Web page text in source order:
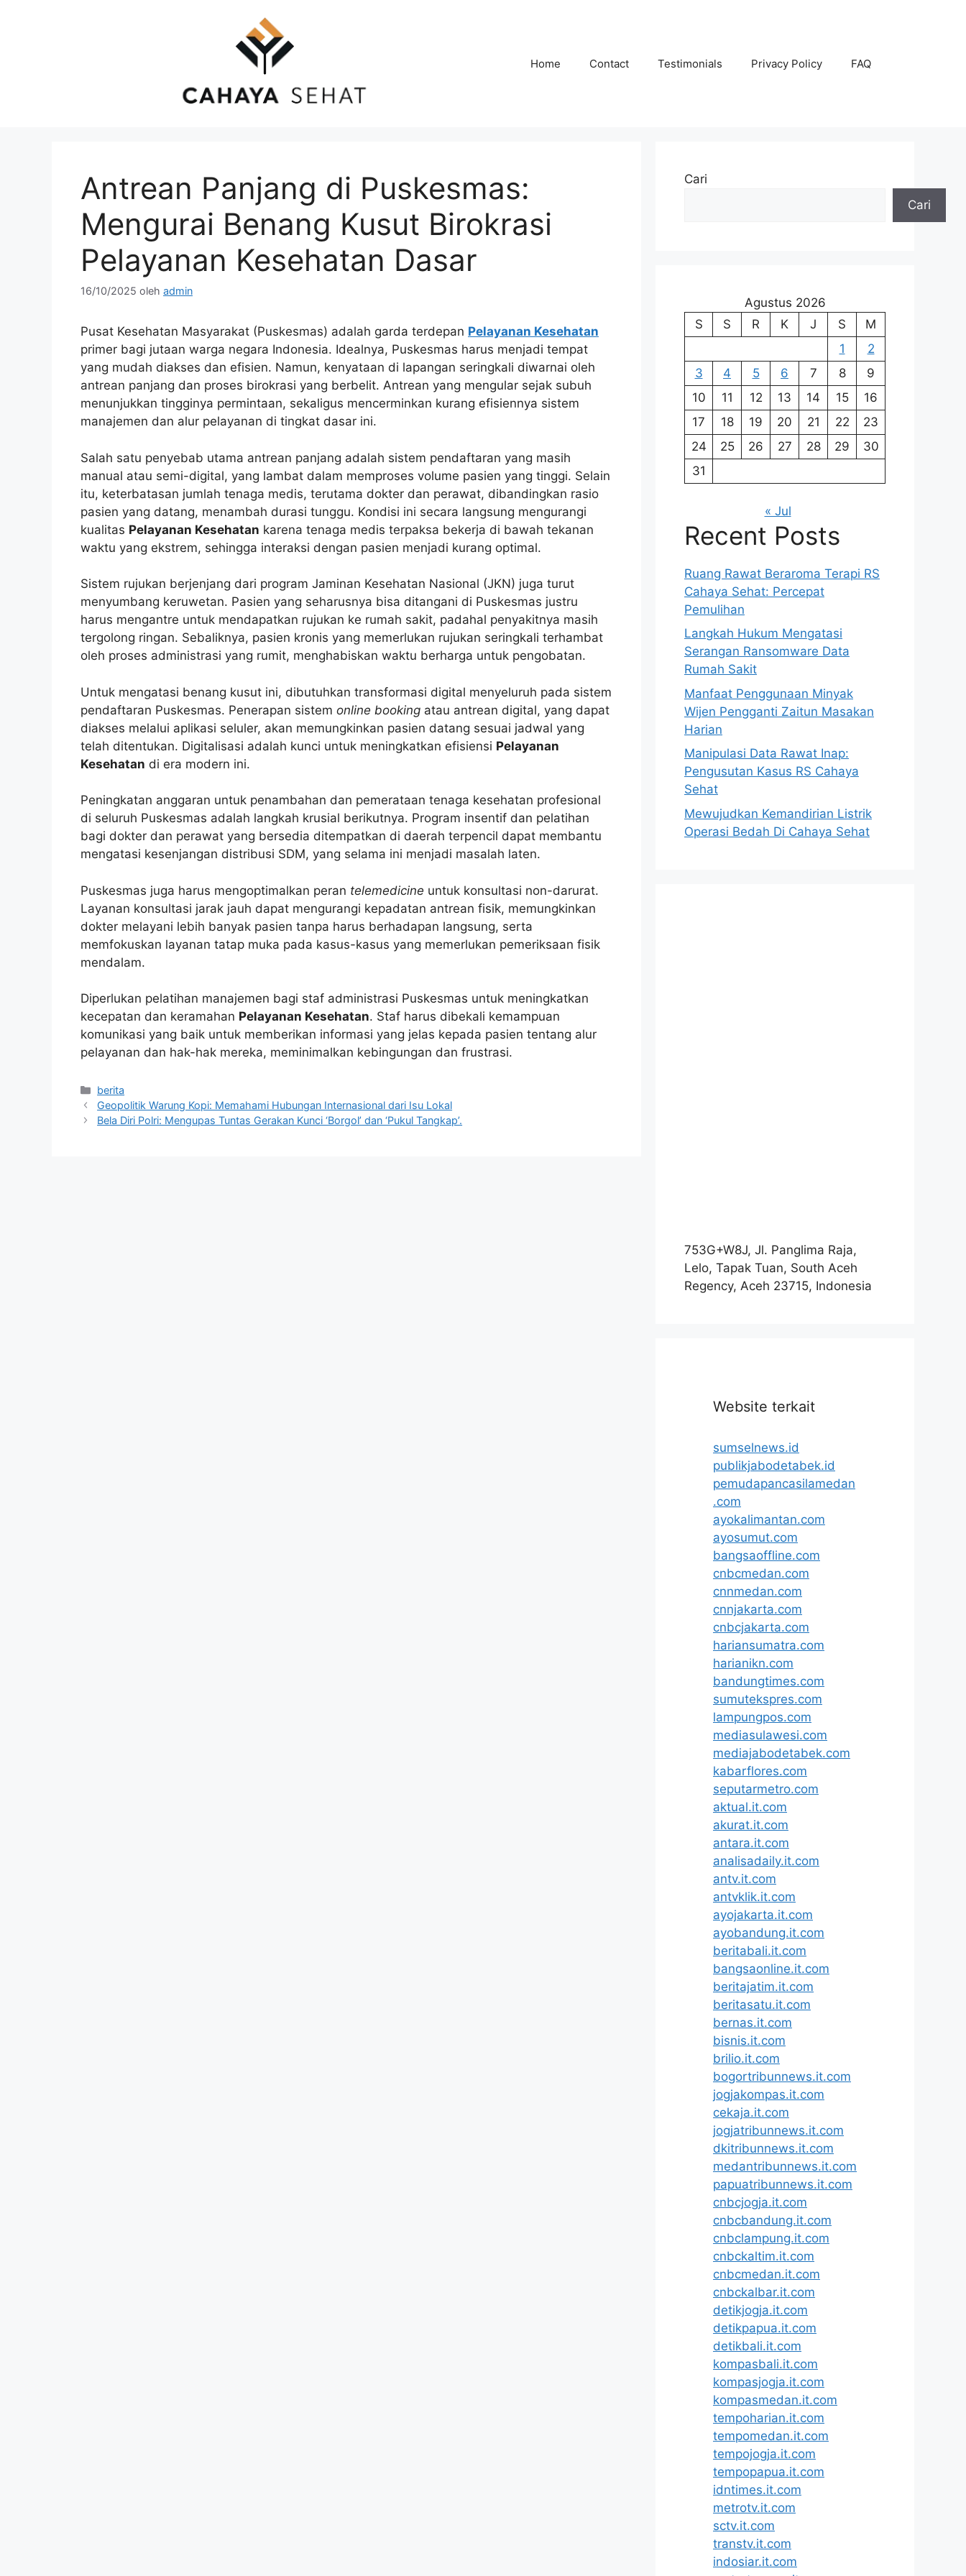
Home Contact Testimonials Privacy Policy FAQ
Antrean Panjang di Puskesmas:
Mengurai Benang Kusut Birokrasi
Pelayanan Kesehatan Dasar
16/10/2025 oleh admin
Pusat Kesehatan Masyarakat (Puskesmas) adalah garda terdepan Pelayanan Kesehatan
primer bagi jutaan warga negara Indonesia. Idealnya, Puskesmas harus menjadi tempat
yang mudah diakses dan efisien. Namun, kenyataan di lapangan seringkali diwarnai oleh
antrean panjang dan proses birokrasi yang berbelit. Antrean yang mengular sejak subuh
menunjukkan tingginya permintaan, sekaligus mencerminkan kurang efisiennya sistem
manajemen dan alur pelayanan di tingkat dasar ini.
Salah satu penyebab utama antrean panjang adalah sistem pendaftaran yang masih
manual atau semi-digital, yang lambat dalam memproses volume pasien yang tinggi. Selain
itu, keterbatasan jumlah tenaga medis, terutama dokter dan perawat, dibandingkan rasio
pasien yang datang, menambah durasi tunggu. Kondisi ini secara langsung mengurangi
kualitas Pelayanan Kesehatan karena tenaga medis terpaksa bekerja di bawah tekanan
waktu yang ekstrem, sehingga interaksi dengan pasien menjadi kurang optimal.
Sistem rujukan berjenjang dari program Jaminan Kesehatan Nasional (JKN) juga turut
menyumbang keruwetan. Pasien yang seharusnya bisa ditangani di Puskesmas justru
harus mengantre untuk mendapatkan rujukan ke rumah sakit, padahal penyakitnya masih
tergolong ringan. Sebaliknya, pasien kronis yang memerlukan rujukan seringkali terhambat
oleh proses administrasi yang rumit, menghabiskan waktu berharga untuk pengobatan.
Untuk mengatasi benang kusut ini, dibutuhkan transformasi digital menyeluruh pada sistem
pendaftaran Puskesmas. Penerapan sistem online booking atau antrean digital, yang dapat
diakses melalui aplikasi seluler, akan memungkinkan pasien datang sesuai jadwal yang
telah ditentukan. Digitalisasi adalah kunci untuk meningkatkan efisiensi Pelayanan
Kesehatan di era modern ini.
Peningkatan anggaran untuk penambahan dan pemerataan tenaga kesehatan profesional
di seluruh Puskesmas adalah langkah krusial berikutnya. Program insentif dan pelatihan
bagi dokter dan perawat yang bersedia ditempatkan di daerah terpencil dapat membantu
mengatasi kesenjangan distribusi SDM, yang selama ini menjadi masalah laten.
Puskesmas juga harus mengoptimalkan peran telemedicine untuk konsultasi non-darurat.
Layanan konsultasi jarak jauh dapat mengurangi kepadatan antrean fisik, memungkinkan
dokter melayani lebih banyak pasien tanpa harus berhadapan langsung, serta
memfokuskan layanan tatap muka pada kasus-kasus yang memerlukan pemeriksaan fisik
mendalam.
Diperlukan pelatihan manajemen bagi staf administrasi Puskesmas untuk meningkatkan
kecepatan dan keramahan Pelayanan Kesehatan. Staf harus dibekali kemampuan
komunikasi yang baik untuk memberikan informasi yang jelas kepada pasien tentang alur
pelayanan dan hak-hak mereka, meminimalkan kebingungan dan frustrasi.
Kategori
berita
Geopolitik Warung Kopi: Memahami Hubungan Internasional dari Isu Lokal
Bela Diri Polri: Mengupas Tuntas Gerakan Kunci ‘Borgol’ dan ‘Pukul Tangkap’.
Cari
Cari
Agustus 2026
S
S R K J S
M
1
2
3
4 5 6 7 8
9
10
11 12 13 14 15
16
17
18 19 20 21 22
23
24
25 26 27 28 29
30
31
« Jul
Recent Posts
Ruang Rawat Beraroma Terapi RS
Cahaya Sehat: Percepat
Pemulihan
Langkah Hukum Mengatasi
Serangan Ransomware Data
Rumah Sakit
Manfaat Penggunaan Minyak
Wijen Pengganti Zaitun Masakan
Harian
Manipulasi Data Rawat Inap:
Pengusutan Kasus RS Cahaya
Sehat
Mewujudkan Kemandirian Listrik
Operasi Bedah Di Cahaya Sehat
753G+W8J, Jl. Panglima Raja,
Lelo, Tapak Tuan, South Aceh
Regency, Aceh 23715, Indonesia
Website terkait
sumselnews.id
publikjabodetabek.id
pemudapancasilamedan
.com
ayokalimantan.com
ayosumut.com
bangsaoffline.com
cnbcmedan.com
cnnmedan.com
cnnjakarta.com
cnbcjakarta.com
hariansumatra.com
harianikn.com
bandungtimes.com
sumutekspres.com
lampungpos.com
mediasulawesi.com
mediajabodetabek.com
kabarflores.com
seputarmetro.com
aktual.it.com
akurat.it.com
antara.it.com
analisadaily.it.com
antv.it.com
antvklik.it.com
ayojakarta.it.com
ayobandung.it.com
beritabali.it.com
bangsaonline.it.com
beritajatim.it.com
beritasatu.it.com
bernas.it.com
bisnis.it.com
brilio.it.com
bogortribunnews.it.com
jogjakompas.it.com
cekaja.it.com
jogjatribunnews.it.com
dkitribunnews.it.com
medantribunnews.it.com
papuatribunnews.it.com
cnbcjogja.it.com
cnbcbandung.it.com
cnbclampung.it.com
cnbckaltim.it.com
cnbcmedan.it.com
cnbckalbar.it.com
detikjogja.it.com
detikpapua.it.com
detikbali.it.com
kompasbali.it.com
kompasjogja.it.com
kompasmedan.it.com
tempoharian.it.com
tempomedan.it.com
tempojogja.it.com
tempopapua.it.com
idntimes.it.com
metrotv.it.com
sctv.it.com
transtv.it.com
indosiar.it.com